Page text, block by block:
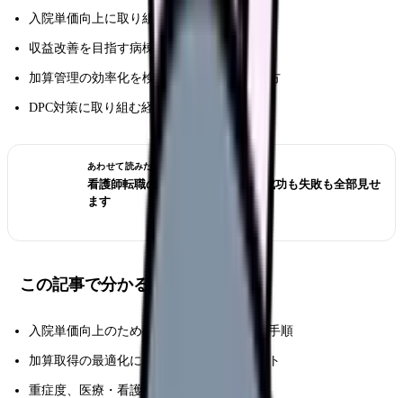
入院単価向上に取り組む医療機関スタッフ
収益改善を目指す病棟看護管理者
加算管理の効率化を検討している事務職の方
DPC対策に取り組む経営企画担当者
あわせて読みたい
看護師転職のリアル体験談12選｜成功も失敗も全部見せ
ます
この記事で分かること
入院単価向上のための具体的な施策と実施手順
加算取得の最適化による収益改善のポイント
重症度、医療・看護必要度の向上施策